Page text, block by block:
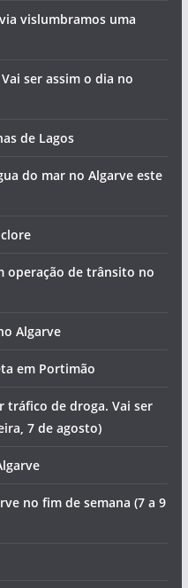
vislumbramos uma
ser assim o dia no
de Lagos
do mar no Algarve este
operação de trânsito no
Algarve
em Portimão
tráfico de droga. Vai ser
7 de agosto)
no fim de semana (7 a 9